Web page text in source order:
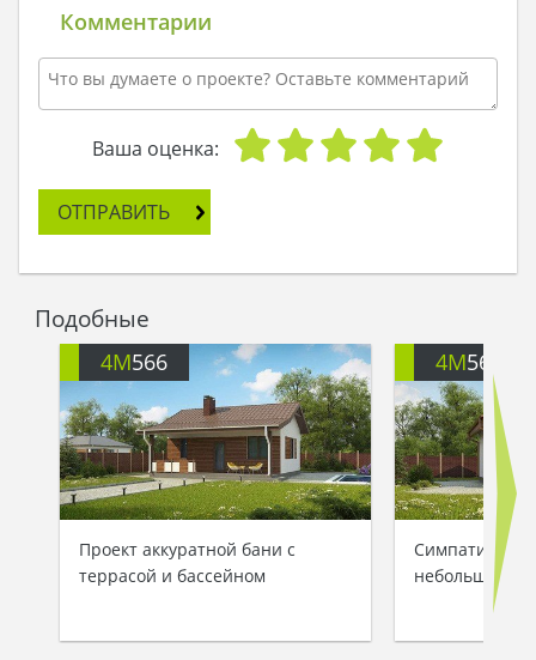
сруба, чтобы там и парилка, и душ с
предбанником были. Наш царь-батюшка как
увидит сие диво, так вмиг и забудет про котлы
окаянные!
- Гениально! - обрадовался Иван.
- А теперь иди спать, к утру прикажи баню
Иван кивнул и ушел. С первыми лучами
рассвета он отправился в царские покои и
- Велите баню для царя истопить!
Царь баню увидел, вопросом заинтересовался,
зашел, дверь за собой затворил, да пока дрова
не закончились, не выходил оттуда. Так ему
альтернатива заморским спа понравилась, что
стал он банелюбителем и банепочитателем, а
Иван живет-поживает, за Коньком ухаживает.
Комментарии
Ваша оценка:
ОТПРАВИТЬ
Подобные
4M566
Проект аккуратной бани с
террасой и бассейном
4M568
Симпатичный
небольшой